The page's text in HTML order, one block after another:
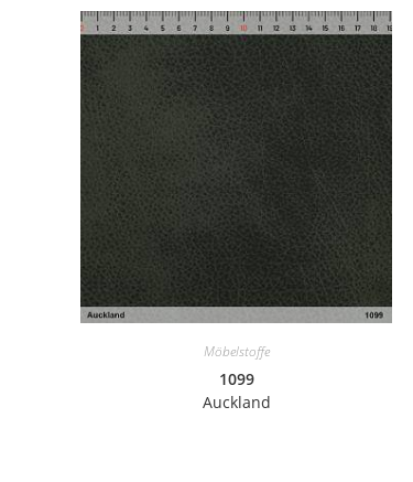
Möbelstoffe
1099
Auckland